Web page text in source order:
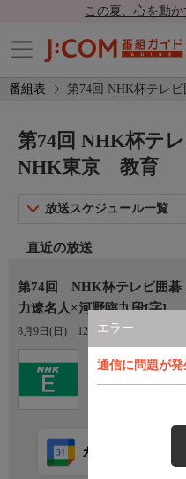
この夏、心を動
番組表 第74回 NHK杯テレ
エラー
通信に問題が
第74回 NHK杯テ
NHK東京 教育
放送スケジュール一覧
直近の放送
第74回 NHK杯テレビ囲
力遼名人×河野臨九段[字]
8月9日(日) 12:30〜14:00
Ch.2
NHK東京 教育
カレンダー登録